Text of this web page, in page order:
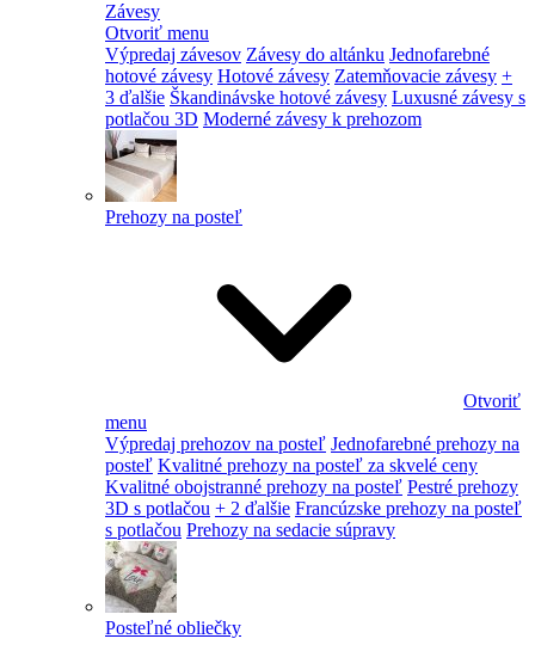
Závesy
Otvoriť menu
Výpredaj závesov Závesy do altánku Jednofarebné
hotové závesy Hotové závesy Zatemňovacie závesy +
3 ďalšie Škandinávske hotové závesy Luxusné závesy s
potlačou 3D Moderné závesy k prehozom
Prehozy na posteľ
Otvoriť
menu
Výpredaj prehozov na posteľ Jednofarebné prehozy na
posteľ Kvalitné prehozy na posteľ za skvelé ceny
Kvalitné obojstranné prehozy na posteľ Pestré prehozy
3D s potlačou + 2 ďalšie Francúzske prehozy na posteľ
s potlačou Prehozy na sedacie súpravy
Posteľné obliečky